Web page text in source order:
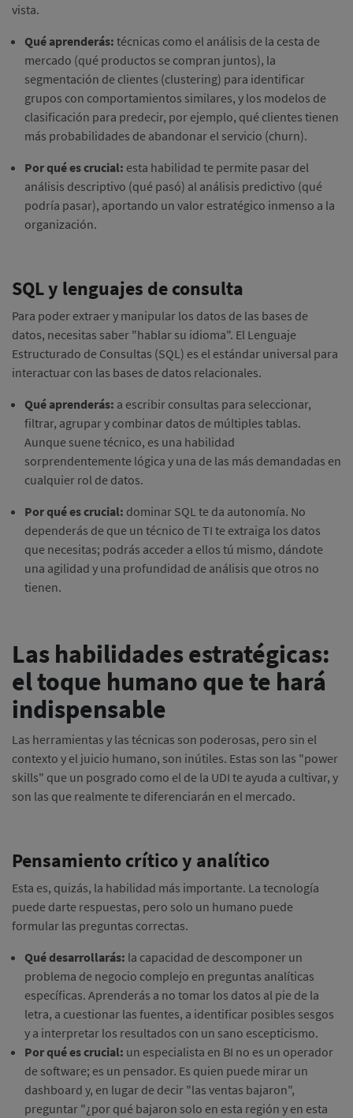
vista.
Qué aprenderás: técnicas como el análisis de la cesta de
mercado (qué productos se compran juntos), la
segmentación de clientes (clustering) para identificar
grupos con comportamientos similares, y los modelos de
clasificación para predecir, por ejemplo, qué clientes tienen
más probabilidades de abandonar el servicio (churn).
Por qué es crucial: esta habilidad te permite pasar del
análisis descriptivo (qué pasó) al análisis predictivo (qué
podría pasar), aportando un valor estratégico inmenso a la
organización.
SQL y lenguajes de consulta
Para poder extraer y manipular los datos de las bases de
datos, necesitas saber "hablar su idioma". El Lenguaje
Estructurado de Consultas (SQL) es el estándar universal para
interactuar con las bases de datos relacionales.
Qué aprenderás: a escribir consultas para seleccionar,
filtrar, agrupar y combinar datos de múltiples tablas.
Aunque suene técnico, es una habilidad
sorprendentemente lógica y una de las más demandadas en
cualquier rol de datos.
Por qué es crucial: dominar SQL te da autonomía. No
dependerás de que un técnico de TI te extraiga los datos
que necesitas; podrás acceder a ellos tú mismo, dándote
una agilidad y una profundidad de análisis que otros no
tienen.
Las habilidades estratégicas:
el toque humano que te hará
indispensable
Las herramientas y las técnicas son poderosas, pero sin el
contexto y el juicio humano, son inútiles. Estas son las "power
skills" que un posgrado como el de la UDI te ayuda a cultivar, y
son las que realmente te diferenciarán en el mercado.
Pensamiento crítico y analítico
Esta es, quizás, la habilidad más importante. La tecnología
puede darte respuestas, pero solo un humano puede
formular las preguntas correctas.
Qué desarrollarás: la capacidad de descomponer un
problema de negocio complejo en preguntas analíticas
específicas. Aprenderás a no tomar los datos al pie de la
letra, a cuestionar las fuentes, a identificar posibles sesgos
y a interpretar los resultados con un sano escepticismo.
Por qué es crucial: un especialista en BI no es un operador
de software; es un pensador. Es quien puede mirar un
dashboard y, en lugar de decir "las ventas bajaron",
preguntar "¿por qué bajaron solo en esta región y en esta